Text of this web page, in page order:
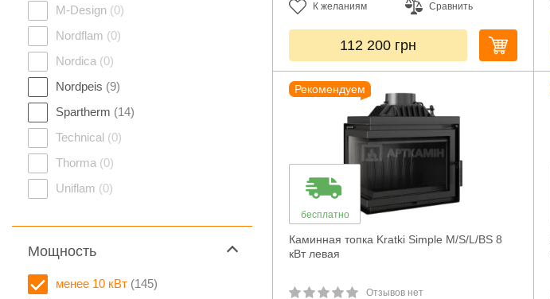
M-Design (0)
Nordflam (0)
Nordica (0)
Nordpeis (9)
Spartherm (14)
Technical (0)
Thorma (0)
Uniflam (0)
Мощность
менее 10 кВт (145)
К желаниям Сравнить
112 200 грн
Рекомендуем
бесплатно
Каминная топка Kratki Simple M/S/L/BS 8
кВт левая
Отзывов нет